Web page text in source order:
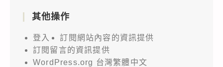
其他操作
登入
訂閱網站內容的資訊提供
訂閱留言的資訊提供
WordPress.org 台灣繁體中文